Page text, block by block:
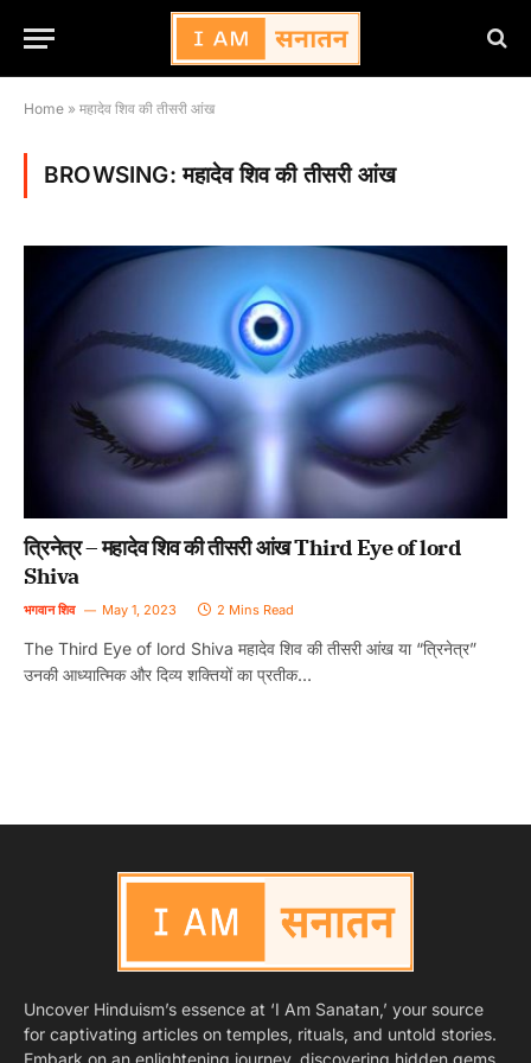
Home » महादेव शिव की तीसरी आंख
BROWSING:महादेव शिव की तीसरी आंख
त्रिनेत्र – महादेव शिव की तीसरी आंख Third Eye of lord
Shiva
भगवान शिव May 1, 2023 2 Mins Read
The Third Eye of lord Shiva महादेव शिव की तीसरी आंख या “त्रिनेत्र”
उनकी आध्यात्मिक और दिव्य शक्तियों का प्रतीक…
Uncover Hinduism’s essence at ‘I Am Sanatan,’ your source
for captivating articles on temples, rituals, and untold stories.
Embark on an enlightening journey, discovering hidden gems